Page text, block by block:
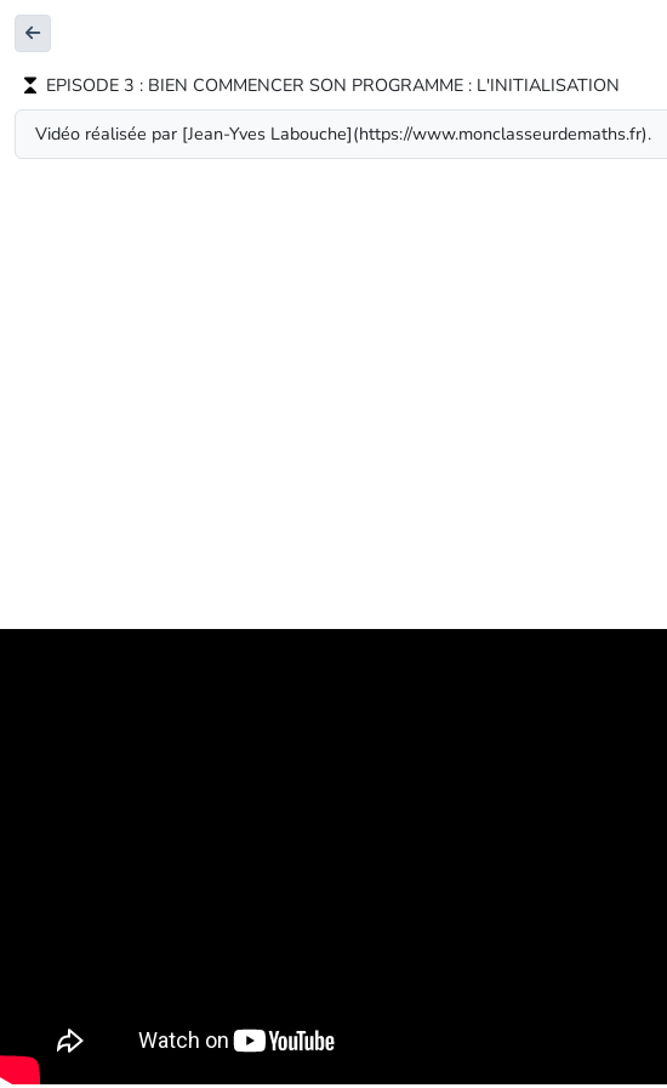
EPISODE 3 : BIEN COMMENCER SON PROGRAMME : L'INITIALISATION
Vidéo réalisée par [Jean-Yves Labouche](https://www.monclasseurdemaths.fr).